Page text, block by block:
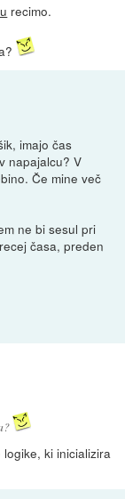
recimo.
imajo čas
napajalcu? V
Če mine več
ne bi sesul pri
časa, preden
ki inicializira